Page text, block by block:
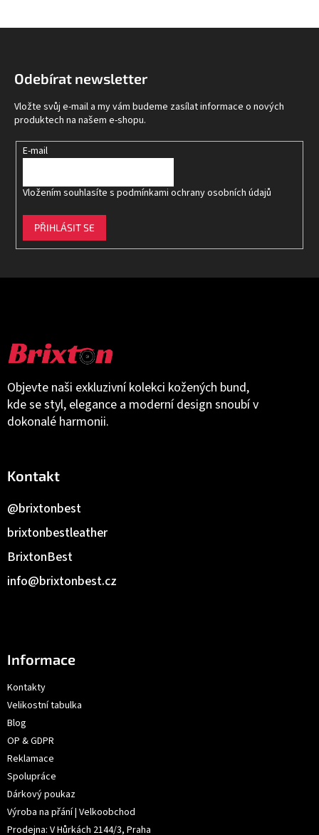
Objevte naši exkluzivní kolekci kožených bund,
kde se styl, elegance a moderní design snoubí v
dokonalé harmonii.
Kontakt
info@brixtonbest.cz
BrixtonBest
brixtonbestleather
@brixtonbest
Informace
Kontakty
Velikostní tabulka
Blog
OP & GDPR
Reklamace
Spolupráce
Dárkový poukaz
Výroba na přání | Velkoobchod
Prodejna: V Hůrkách 2144/3, Praha
Odebírat newsletter
Vložte svůj e-mail a my vám budeme zasílat informace o nových
produktech na našem e-shopu.
E-mail
Vložením souhlasíte s podmínkami ochrany osobních údajů
PŘIHLÁSIT SE